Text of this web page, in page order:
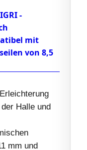
-
mit
von 8,5
Halle und
mm und